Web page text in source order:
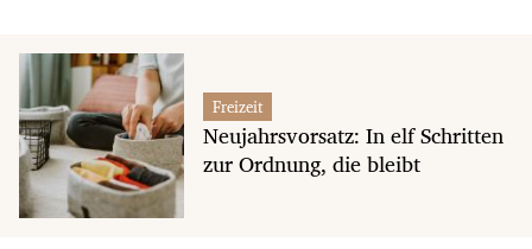
Freizeit
Neujahrsvorsatz: In elf Schritten
zur Ordnung, die bleibt